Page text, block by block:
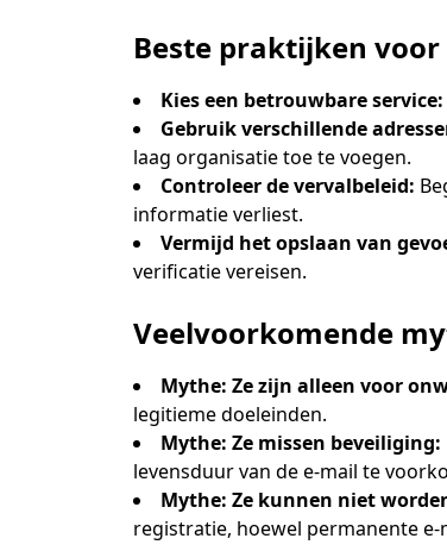
Beste praktijken
Kies een betrouwbare service:
Gebruik verschillende
laag organisatie toe te voegen.
Controleer de vervalbeleid:
informatie verliest.
Vermijd het opslaan van
verificatie vereisen.
Veelvoorkomende
Mythe: Ze zijn alleen voor
legitieme doeleinden.
Mythe: Ze missen beveiliging:
levensduur van de e-mail te
Mythe: Ze kunnen niet
registratie, hoewel permanente